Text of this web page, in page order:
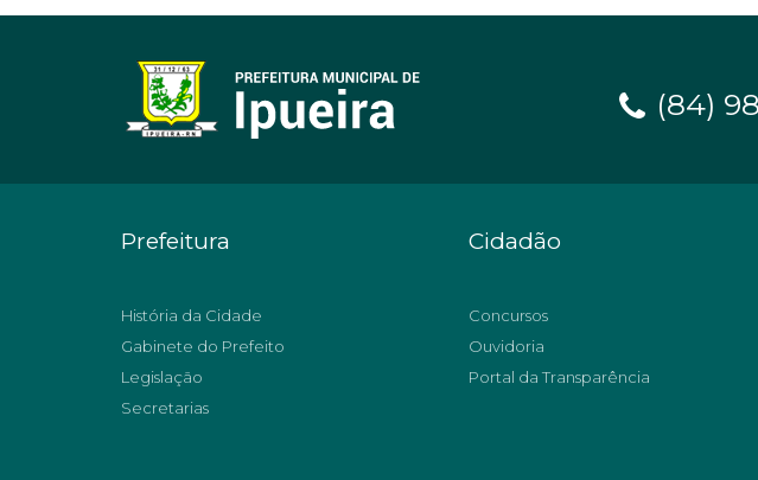
(84)
Prefeitura
História da Cidade
Gabinete do Prefeito
Legislação
Secretarias
Cidadão
Concursos
Ouvidoria
Portal da Transparência